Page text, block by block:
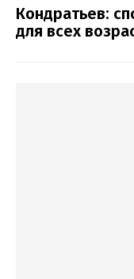
Кондратьев:
для всех